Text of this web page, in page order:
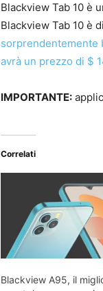
Blackview Tab 10 è
Blackview Tab 10 è
sorprendentemente
avrà un prezzo di $
IMPORTANTE:
Correlati
Blackview A95, il